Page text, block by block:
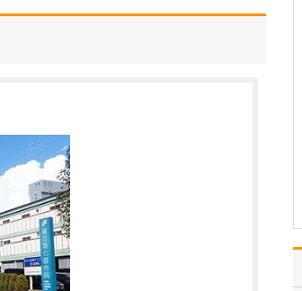
たら、大腸内視鏡検査の
結果は「大腸がんだっ
た」「潰瘍性大腸炎が見
つか…